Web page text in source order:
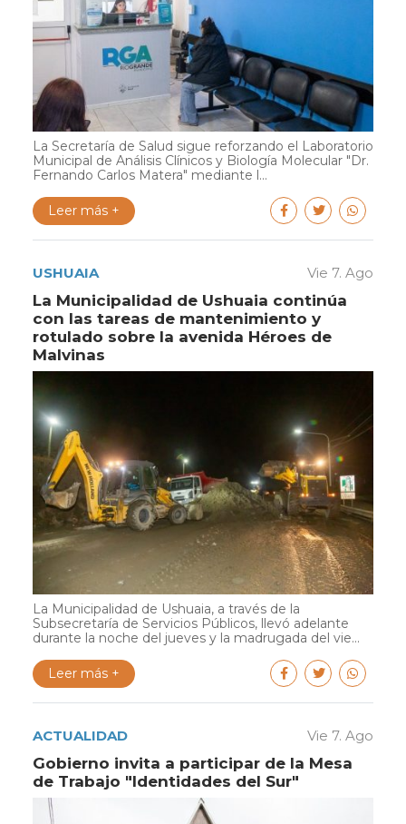
La Secretaría de Salud sigue reforzando el Laboratorio
Municipal de Análisis Clínicos y Biología Molecular "Dr.
Fernando Carlos Matera" mediante l...
Leer más +
USHUAIA Vie 7. Ago
La Municipalidad de Ushuaia continúa
con las tareas de mantenimiento y
rotulado sobre la avenida Héroes de
Malvinas
La Municipalidad de Ushuaia, a través de la
Subsecretaría de Servicios Públicos, llevó adelante
durante la noche del jueves y la madrugada del vie...
Leer más +
ACTUALIDAD Vie 7. Ago
Gobierno invita a participar de la Mesa
de Trabajo "Identidades del Sur"